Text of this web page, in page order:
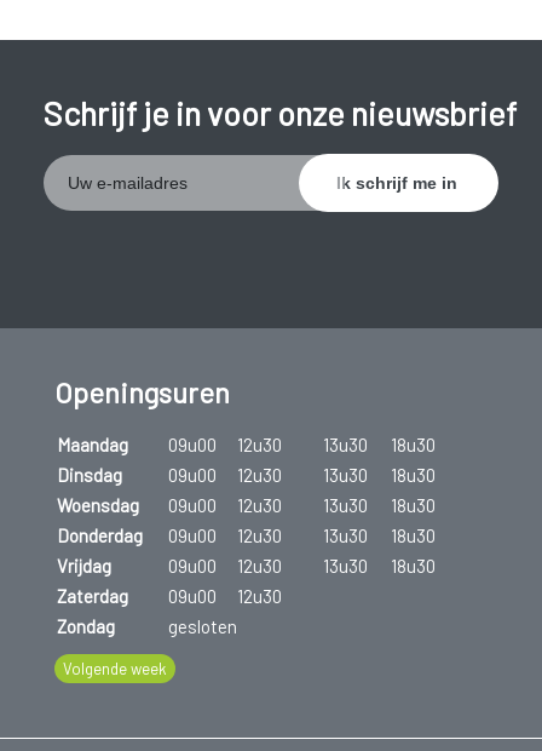
Schrijf je in voor onze nieuwsbrief
Openingsuren
Maandag 09u00 12u30 13u30
18u30
Dinsdag
09u00 12u30 13u30
18u30
Woensdag
09u00 12u30 13u30
18u30
Donderdag
09u00 12u30 13u30
18u30
Vrijdag
09u00 12u30 13u30
18u30
Zaterdag
09u00
12u30
Zondag
gesloten
Volgende week